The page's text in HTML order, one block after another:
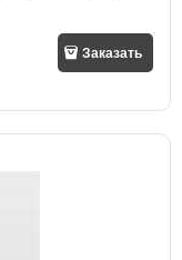
Заказать